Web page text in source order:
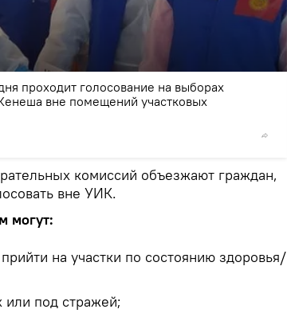
проходит голосование на выборах
вне помещений участковых
комиссий объезжают граждан,
вне УИК.
могут:
на участки по состоянию здоровья/
или под стражей;